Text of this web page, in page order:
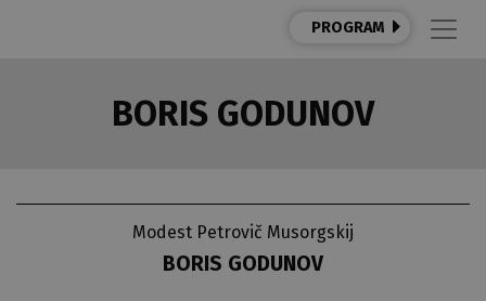
PROGRAM
BORIS GODUNOV
Modest Petrovič Musorgskij
BORIS GODUNOV